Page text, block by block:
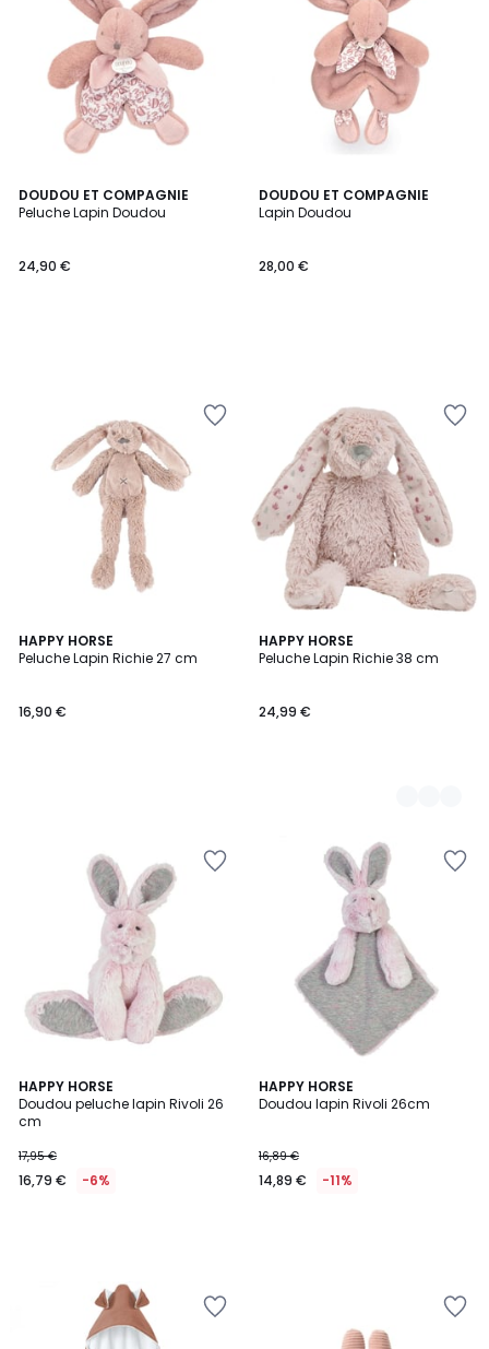
DOUDOU ET COMPAGNIE
Peluche Lapin Doudou
24,90 €
DOUDOU ET COMPAGNIE
Lapin Doudou
28,00 €
HAPPY HORSE
Peluche Lapin Richie 27 cm
16,90 €
HAPPY HORSE
Peluche Lapin Richie 38 cm
24,99 €
2
Couleurs
HAPPY HORSE
Doudou peluche lapin Rivoli 26
cm
17,95 €
16,79 € -6%
HAPPY HORSE
Doudou lapin Rivoli 26cm
16,89 €
14,89 € -11%